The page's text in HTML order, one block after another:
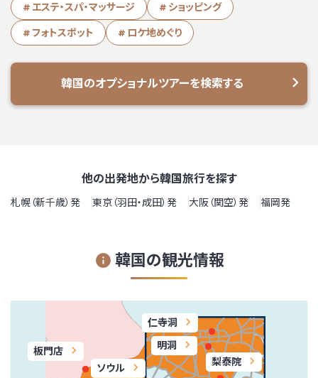
エステ・スパ・マッサージ ショッピング
フォトスポット ロケ地めぐり
韓国のオプショナルツアーを検索する
他の出発地から韓国旅行を探す
札幌（新千歳）発 東京（羽田・成田）発 大阪（関空）発 福岡発
韓国の観光情報
ソウル
明洞
仁寺洞
梨泰院
板門店